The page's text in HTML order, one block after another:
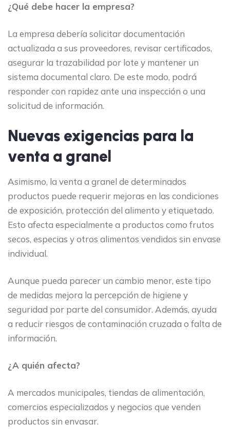
¿Qué debe hacer la empresa?
La empresa debería solicitar documentación
actualizada a sus proveedores, revisar certificados,
asegurar la trazabilidad por lote y mantener un
sistema documental claro. De este modo, podrá
responder con rapidez ante una inspección o una
solicitud de información.
Nuevas exigencias para la
venta a granel
Asimismo, la venta a granel de determinados
productos puede requerir mejoras en las condiciones
de exposición, protección del alimento y etiquetado.
Esto afecta especialmente a productos como frutos
secos, especias y otros alimentos vendidos sin envase
individual.
Aunque pueda parecer un cambio menor, este tipo
de medidas mejora la percepción de higiene y
seguridad por parte del consumidor. Además, ayuda
a reducir riesgos de contaminación cruzada o falta de
información.
¿A quién afecta?
A mercados municipales, tiendas de alimentación,
comercios especializados y negocios que venden
productos sin envasar.